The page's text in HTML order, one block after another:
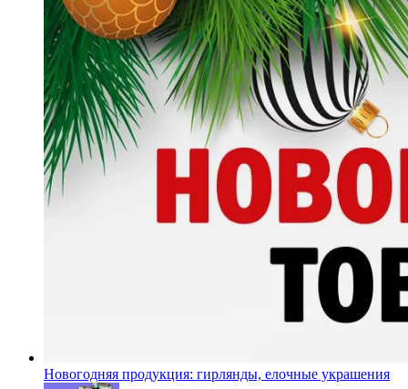
Новогодняя продукция: гирлянды, елочные украшения